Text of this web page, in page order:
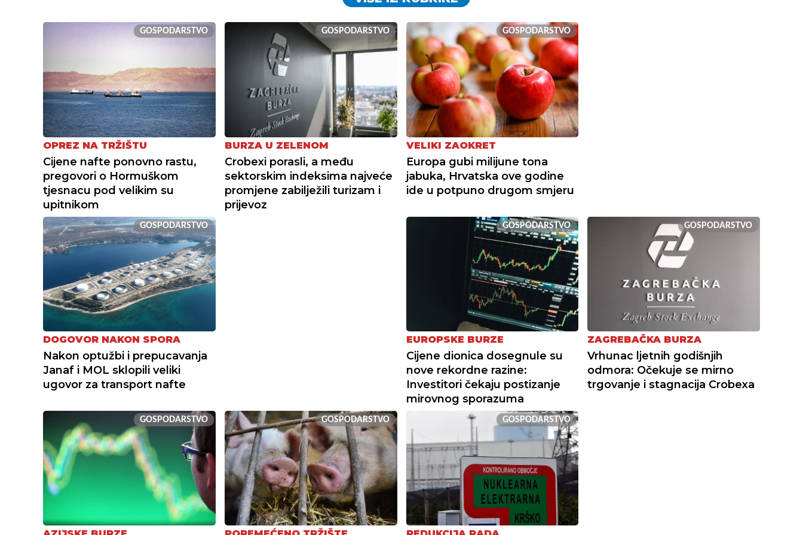
GOSPODARSTVO
OPREZ NA TRŽIŠTU
Cijene nafte ponovno rastu,
pregovori o Hormuškom
tjesnacu pod velikim su
upitnikom
GOSPODARSTVO
BURZA U ZELENOM
Crobexi porasli, a među
sektorskim indeksima najveće
promjene zabilježili turizam i
prijevoz
GOSPODARSTVO
VELIKI ZAOKRET
Europa gubi milijune tona
jabuka, Hrvatska ove godine
ide u potpuno drugom smjeru
GOSPODARSTVO
DOGOVOR NAKON SPORA
Nakon optužbi i prepucavanja
Janaf i MOL sklopili veliki
ugovor za transport nafte
GOSPODARSTVO
EUROPSKE BURZE
Cijene dionica dosegnule su
nove rekordne razine:
Investitori čekaju postizanje
mirovnog sporazuma
GOSPODARSTVO
ZAGREBAČKA BURZA
Vrhunac ljetnih godišnjih
odmora: Očekuje se mirno
trgovanje i stagnacija Crobexa
GOSPODARSTVO GOSPODARSTVO GOSPODARSTVO